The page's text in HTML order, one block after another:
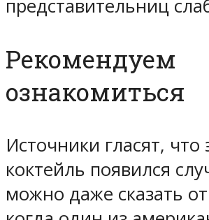
представительниц
Рекомендуем
ознакомиться
Источники гласят, что
коктейль появился
можно даже сказать от